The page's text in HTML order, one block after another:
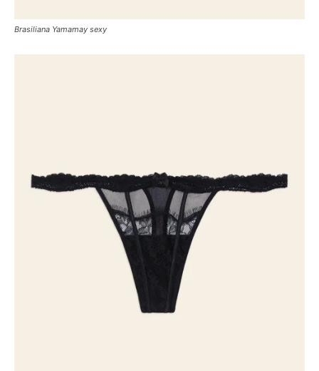
Brasiliana Yamamay sexy